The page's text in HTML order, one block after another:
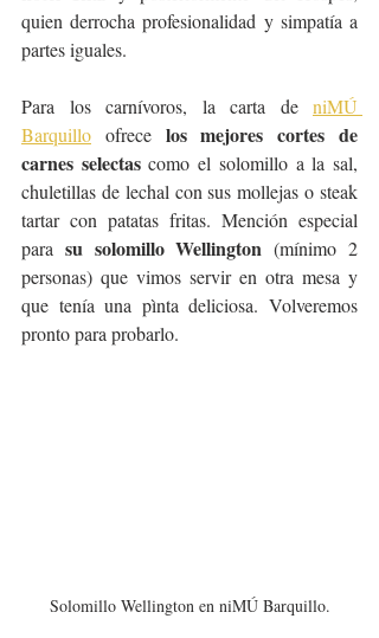
quien derrocha profesionalidad y simpatía a
partes iguales.
Para los carnívoros, la carta de niMÚ
Barquillo ofrece los mejores cortes de
carnes selectas como el solomillo a la sal,
chuletillas de lechal con sus mollejas o steak
tartar con patatas fritas. Mención especial
para su solomillo Wellington (mínimo 2
personas) que vimos servir en otra mesa y
que tenía una pìnta deliciosa. Volveremos
pronto para probarlo.
Solomillo Wellington en niMÚ Barquillo.